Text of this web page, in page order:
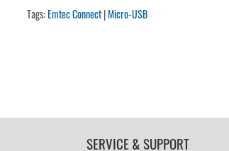
Tags:Emtec Connect|Micro-USB
SERVICE & SUPPORT